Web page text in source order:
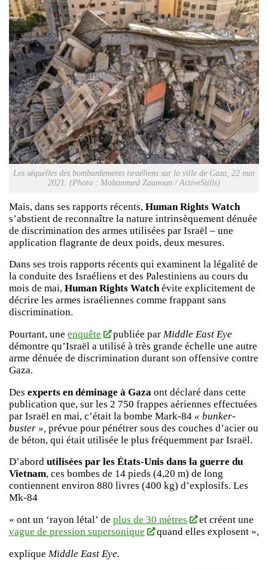
Les séquelles des bombardements israéliens sur la ville de Gaza, 22 mai
2021. (Photo : Mohammed Zaanoun / ActiveStills)
Mais, dans ses rapports récents, Human Rights Watch
s’abstient de reconnaître la nature intrinsèquement dénuée
de discrimination des armes utilisées par Israël – une
application flagrante de deux poids, deux mesures.
Dans ses trois rapports récents qui examinent la légalité de
la conduite des Israéliens et des Palestiniens au cours du
mois de mai, Human Rights Watchévite explicitement de
décrire les armes israéliennes comme frappant sans
discrimination.
Pourtant, une enquête publiée par Middle East Eye
démontre qu’Israël a utilisé à très grande échelle une autre
arme dénuée de discrimination durant son offensive contre
Gaza.
Des experts en déminage à Gaza ont déclaré dans cette
publication que, sur les 2 750 frappes aériennes effectuées
par Israël en mai, c’était la bombe Mark-84 « bunker-
buster », prévue pour pénétrer sous des couches d’acier ou
de béton, qui était utilisée le plus fréquemment par Israël.
D’abord utilisées par les États-Unis dans la guerre du
Vietnam, ces bombes de 14 pieds (4,20 m) de long
contiennent environ 880 livres (400 kg) d’explosifs. Les
Mk-84
« ont un ‘rayon létal’ de plus de 30 mètres
et créent une
vague de pression supersonique
quand elles explosent »,
explique Middle East Eye.